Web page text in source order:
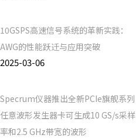
10GSPS高速信号系统的革新实践：
AWG的性能跃迁与应用突破
2025-03-06
Specrum仪器推出全新PCIe旗舰系列
任意波形发生器卡可生成10 GS/s采样
率和2.5 GHz带宽的波形